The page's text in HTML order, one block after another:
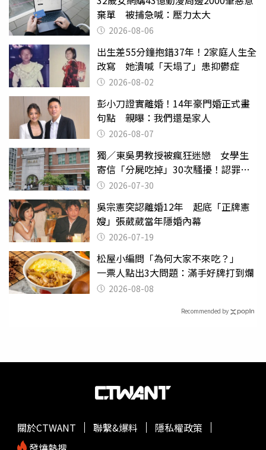
棄單 被捕急喊：壓力太大
2026-08-06
出生差55分鐘抱錯37年！2家庭人生全
改寫 她潰喊「天塌了」患抑鬱症
2026-08-02
彭小刀證實離婚！14年豪門婚正式畫
句點 親曝：我們還是家人
2026-08-07
獨／東吳男教授被瘋狂迷戀 女學生
寄信「分屍吃掉」30次騷擾！認罪免
關 2026-07-30
吳宗憲突認離婚12年 起底「正牌憲
嫂」張葳葳當年隱婚內幕
2026-07-19
松屋小編問「為何大家不來吃？」
一票人點出3大問題：滿手好牌打到爛
2026-08-08
Recommended by
關於CTWANT 聯繫&爆料
隱私權政策